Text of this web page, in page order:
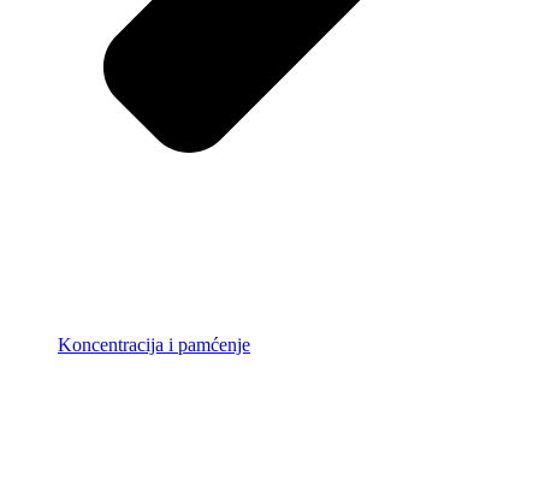
Koncentracija i pamćenje